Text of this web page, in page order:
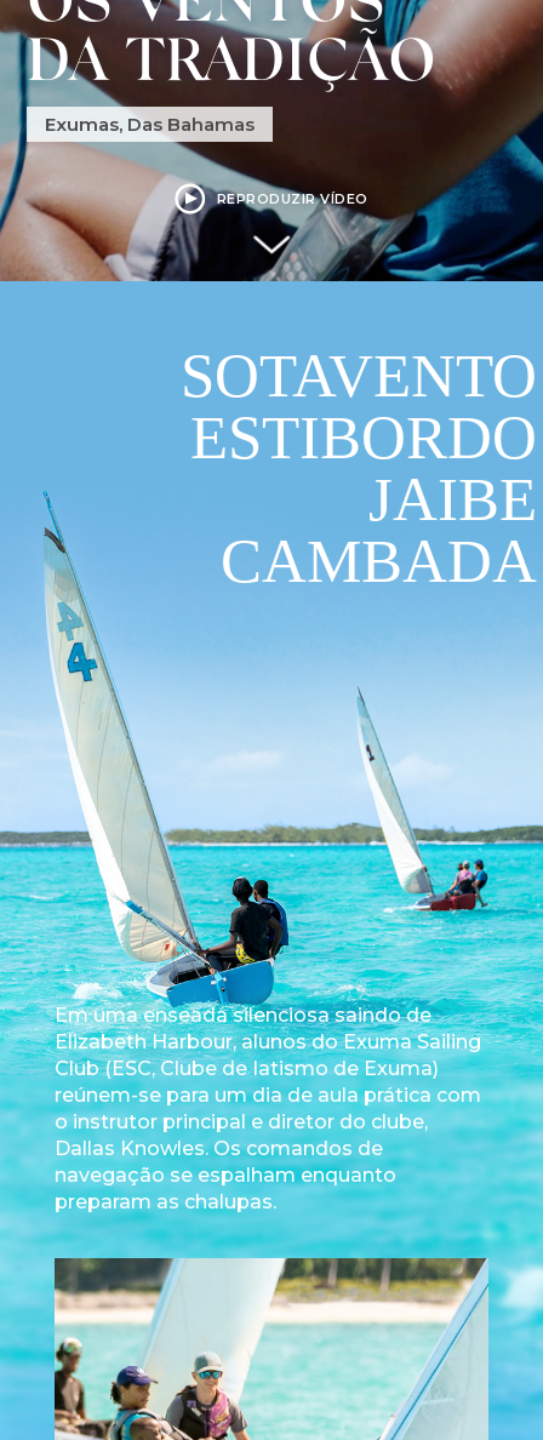
DA TRADIÇÃO
Exumas, Das Bahamas
REPRODUZIR VÍDEO
SOTAVENTO
ESTIBORDO
JAIBE
CAMBADA
Em uma enseada silenciosa saindo de
Elizabeth Harbour, alunos do Exuma Sailing
Club (ESC, Clube de Iatismo de Exuma)
reúnem-se para um dia de aula prática com
o instrutor principal e diretor do clube,
Dallas Knowles. Os comandos de
navegação se espalham enquanto
preparam as chalupas.